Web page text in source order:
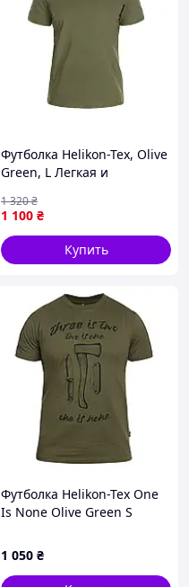
Футболка Helikon-Tex, Olive
Green, L Легкая и
165 г/м², идеальна для
повседневного и
тактического
1 100 ₴
1 320₴
Купить
Футболка Helikon-Tex One
Is None Olive Green S
1 050 ₴